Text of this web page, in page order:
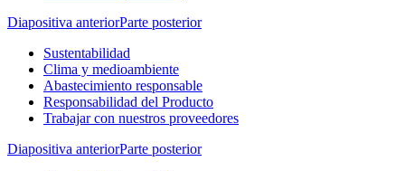
Diapositiva anteriorParte posterior
Sustentabilidad
Clima y medioambiente
Abastecimiento responsable
Responsabilidad del Producto
Trabajar con nuestros proveedores
Diapositiva anteriorParte posterior